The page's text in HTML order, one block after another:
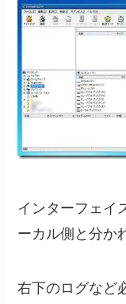
インターフェイ
ーカル側と分か
右下のログなど